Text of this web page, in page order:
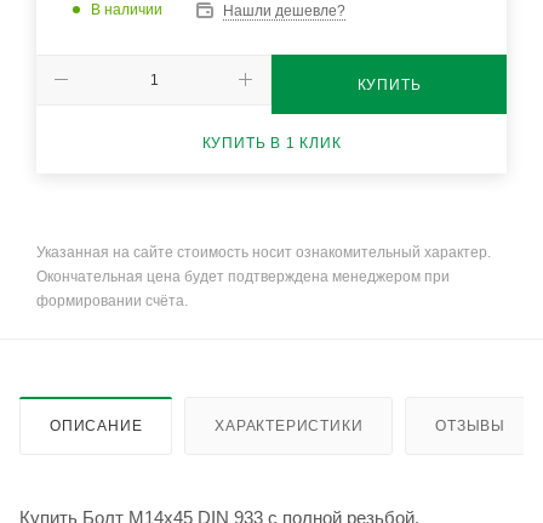
В наличии Нашли дешевле?
КУПИТЬ
КУПИТЬ В 1 КЛИК
Указанная на сайте стоимость носит ознакомительный характер.
Окончательная цена будет подтверждена менеджером при
формировании счёта.
ОПИСАНИЕ ХАРАКТЕРИСТИКИ ОТЗЫВЫ
Купить Болт М14x45 DIN 933 с полной резьбой,